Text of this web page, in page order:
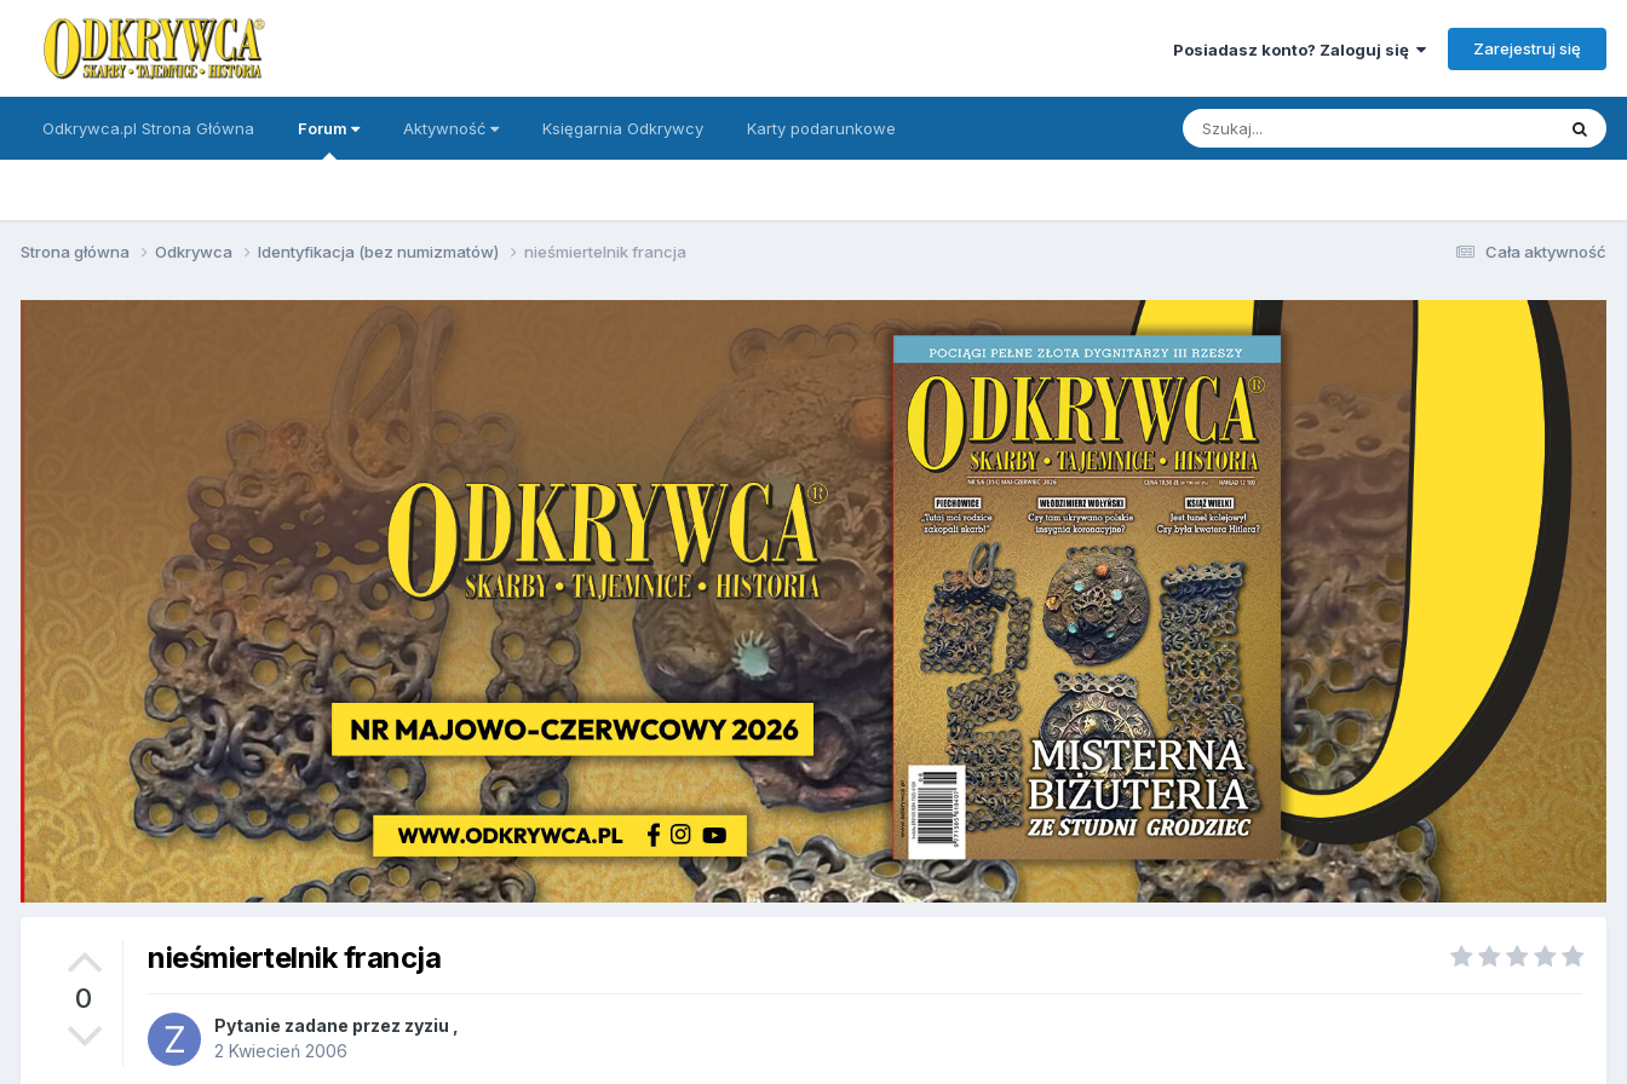
Posiadasz konto? Zaloguj się Zarejestruj się
Odkrywca.pl Strona Główna Forum Aktywność Księgarnia Odkrywcy Karty podarunkowe
Cała aktywność
Strona główna Odkrywca Identyfikacja (bez numizmatów) nieśmiertelnik francja
0
nieśmiertelnik francja
Pytanie zadane przez zyziu
2 Kwiecień 2006